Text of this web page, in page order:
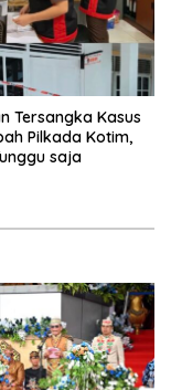
Tersangka Kasus
Pilkada Kotim,
saja